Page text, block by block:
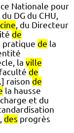
Nationale pour
DG du CHU,
, du Directeur
de
pratique de la
la ville
de
raison de
la hausse
et du
des progrès